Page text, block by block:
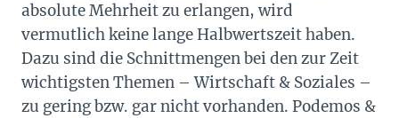
absolute Mehrheit zu erlangen, wird
vermutlich keine lange Halbwertszeit haben.
Dazu sind die Schnittmengen bei den zur Zeit
wichtigsten Themen – Wirtschaft & Soziales –
zu gering bzw. gar nicht vorhanden. Podemos &